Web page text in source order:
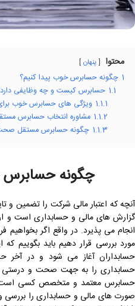
محتوا پنهان
1 چگونه حسابرس خوب پیدا کنیم؟
1.1 حسابرس کیست و چه وظایفی
1.1.1 ویژگی های حسابرس خوب
1.1.2 مشاوره انتخاب حسابرس
1.1.3 چگونه حسابرس مستقل
چگونه حسابرس
آنچه که اعتبار مالی شرکت را تضمین
گزارش های مالی و حسابداری است و
انجام می پذیرد. در واقع اگر بخواهیم
مورد بررسی قرار دهیم باید بگوییم
حسابداران آغاز می شود و در آخر
حسابداری را به جهت صحت و درستی
حسابرس معتمد و متخصص کسی است
صورت های مالی و حسابداری را